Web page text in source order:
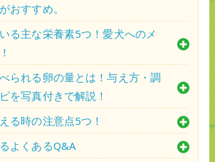
おすすめ。
る主な栄養素5つ！愛犬へのメ
られる卵の量とは！与え方・調
を写真付きで解説！
る時の注意点5つ！
よくあるQ&A